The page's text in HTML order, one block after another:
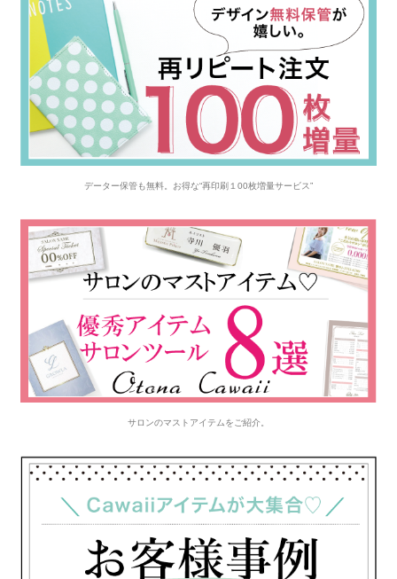
データー保管も無料。お得な“再印刷１00枚増量サービス”
サロンのマストアイテムをご紹介。